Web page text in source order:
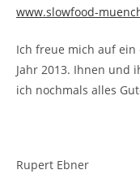
www.slowfood-
Ich freue mich auf
Jahr 2013. Ihnen und
ich nochmals alles
Rupert Ebner